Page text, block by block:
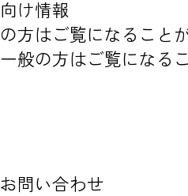
向け情報
の方はご覧になること
一般の方はご覧になる
お問い合わせ